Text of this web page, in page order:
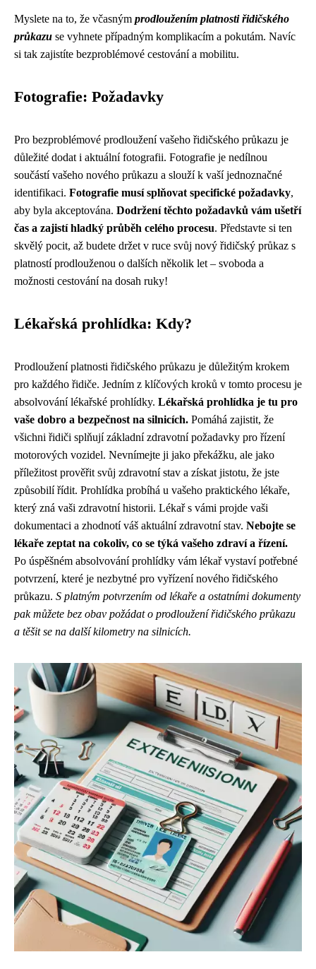
Myslete na to, že včasným prodloužením platnosti řidičského
průkazu se vyhnete případným komplikacím a pokutám. Navíc
si tak zajistíte bezproblémové cestování a mobilitu.
Fotografie: Požadavky
Pro bezproblémové prodloužení vašeho řidičského průkazu je
důležité dodat i aktuální fotografii. Fotografie je nedílnou
součástí vašeho nového průkazu a slouží k vaší jednoznačné
identifikaci. Fotografie musí splňovat specifické požadavky,
aby byla akceptována. Dodržení těchto požadavků vám ušetří
čas a zajistí hladký průběh celého procesu. Představte si ten
skvělý pocit, až budete držet v ruce svůj nový řidičský průkaz s
platností prodlouženou o dalších několik let – svoboda a
možnosti cestování na dosah ruky!
Lékařská prohlídka: Kdy?
Prodloužení platnosti řidičského průkazu je důležitým krokem
pro každého řidiče. Jedním z klíčových kroků v tomto procesu je
absolvování lékařské prohlídky. Lékařská prohlídka je tu pro
vaše dobro a bezpečnost na silnicích. Pomáhá zajistit, že
všichni řidiči splňují základní zdravotní požadavky pro řízení
motorových vozidel. Nevnímejte ji jako překážku, ale jako
příležitost prověřit svůj zdravotní stav a získat jistotu, že jste
způsobilí řídit. Prohlídka probíhá u vašeho praktického lékaře,
který zná vaši zdravotní historii. Lékař s vámi projde vaši
dokumentaci a zhodnotí váš aktuální zdravotní stav. Nebojte se
lékaře zeptat na cokoliv, co se týká vašeho zdraví a řízení.
Po úspěšném absolvování prohlídky vám lékař vystaví potřebné
potvrzení, které je nezbytné pro vyřízení nového řidičského
průkazu. S platným potvrzením od lékaře a ostatními dokumenty
pak můžete bez obav požádat o prodloužení řidičského průkazu
a těšit se na další kilometry na silnicích.